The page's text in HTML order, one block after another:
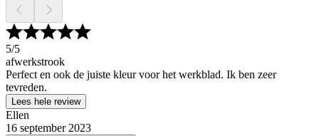
5/5
afwerkstrook
Perfect en ook de juiste kleur voor het werkblad. Ik ben zeer
tevreden.
Lees hele review
Ellen
16 september 2023